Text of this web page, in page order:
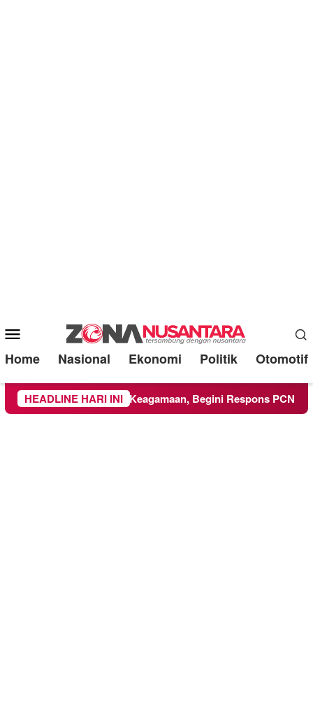
Mobile
Menu
Home Nasional Ekonomi Politik Otomotif
HEADLINE HARI INI
Ikuti Kegiatan Keagamaan, Begini Respons PCNU dan